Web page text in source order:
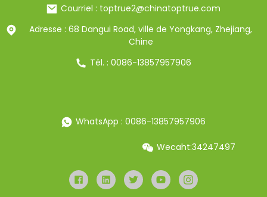
Courriel : toptrue2@chinatoptrue.com
Adresse : 68 Dangui Road, ville de Yongkang, Zhejiang,
Chine
Tél. : 0086-13857957906
WhatsApp : 0086-13857957906
Wecaht:34247497